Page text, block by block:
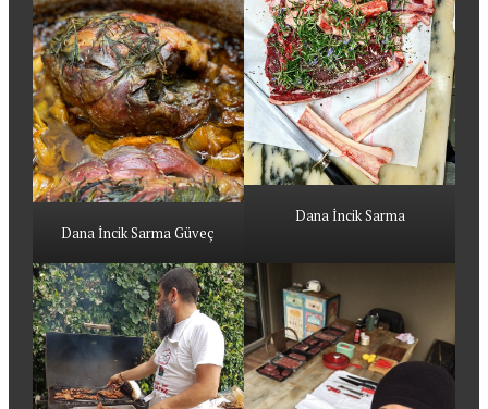
Dana İncik Sarma Güveç
Dana İncik Sarma